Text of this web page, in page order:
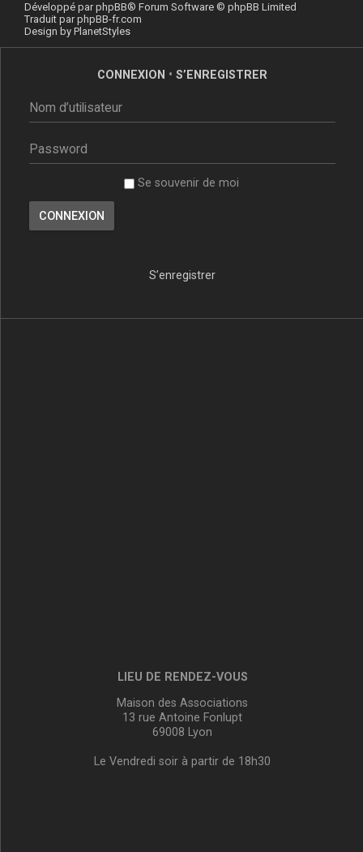
Développé parphpBB® Forum Software © phpBB Limited
Traduit parphpBB-fr.com
Design by PlanetStyles
CONNEXION • S’ENREGISTRER
Se souvenir de moi
S’enregistrer
LIEU DE RENDEZ-VOUS
Maison des Associations
13 rue Antoine Fonlupt
69008 Lyon
Le Vendredi soir à partir de 18h30